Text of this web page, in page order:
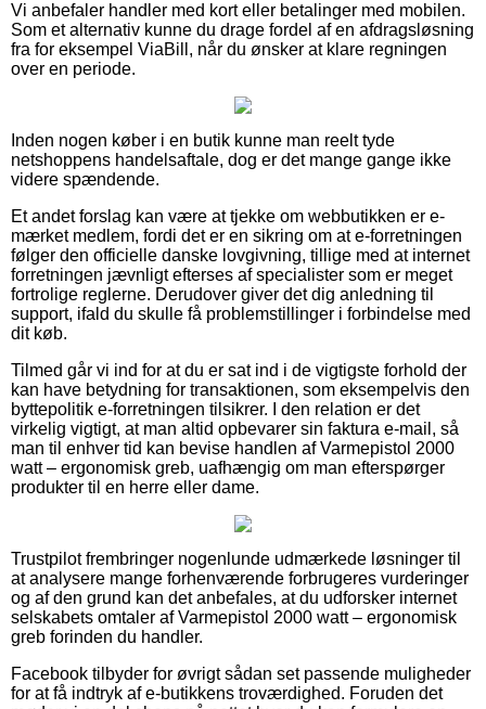
Vi anbefaler handler med kort eller betalinger med mobilen.
Som et alternativ kunne du drage fordel af en afdragsløsning
fra for eksempel ViaBill, når du ønsker at klare regningen
over en periode.
Inden nogen køber i en butik kunne man reelt tyde
netshoppens handelsaftale, dog er det mange gange ikke
videre spændende.
Et andet forslag kan være at tjekke om webbutikken er e-
mærket medlem, fordi det er en sikring om at e-forretningen
følger den officielle danske lovgivning, tillige med at internet
forretningen jævnligt efterses af specialister som er meget
fortrolige reglerne. Derudover giver det dig anledning til
support, ifald du skulle få problemstillinger i forbindelse med
dit køb.
Tilmed går vi ind for at du er sat ind i de vigtigste forhold der
kan have betydning for transaktionen, som eksempelvis den
byttepolitik e-forretningen tilsikrer. I den relation er det
virkelig vigtigt, at man altid opbevarer sin faktura e-mail, så
man til enhver tid kan bevise handlen af Varmepistol 2000
watt – ergonomisk greb, uafhængig om man efterspørger
produkter til en herre eller dame.
Trustpilot frembringer nogenlunde udmærkede løsninger til
at analysere mange forhenværende forbrugeres vurderinger
og af den grund kan det anbefales, at du udforsker internet
selskabets omtaler af Varmepistol 2000 watt – ergonomisk
greb forinden du handler.
Facebook tilbyder for øvrigt sådan set passende muligheder
for at få indtryk af e-butikkens troværdighed. Foruden det